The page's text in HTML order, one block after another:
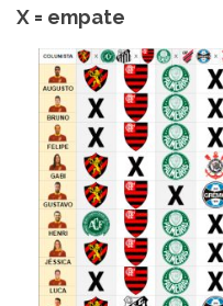
X = empate